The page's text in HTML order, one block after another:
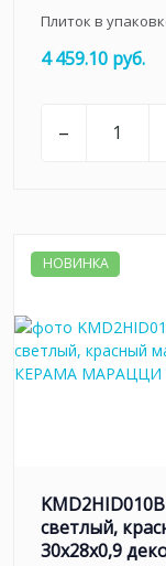
Плиток в
4 459.10 руб.
–
НОВИНКА
светлый,
30x28x0,9